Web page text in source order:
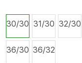
30/30 31/30 32/30
36/30 36/32